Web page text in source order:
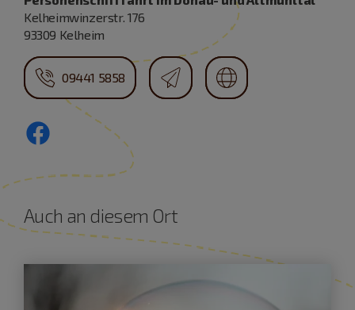
Kelheimwinzerstr. 176
93309 Kelheim
09441 5858
Auch an diesem Ort